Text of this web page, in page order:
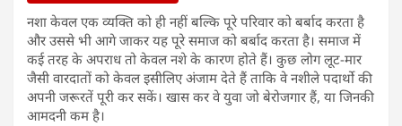
नशा केवल एक व्यक्ति को ही नहीं बल्कि पूरे परिवार को बर्बाद करता है
और उससे भी आगे जाकर यह पूरे समाज को बर्बाद करता है। समाज में
कई तरह के अपराध तो केवल नशे के कारण होते हैं। कुछ लोग लूट-मार
जैसी वारदातों को केवल इसीलिए अंजाम देते हैं ताकि वे नशीले पदार्थो की
अपनी जरूरतें पूरी कर सकें। खास कर वे युवा जो बेरोजगार हैं, या जिनकी
आमदनी कम है।